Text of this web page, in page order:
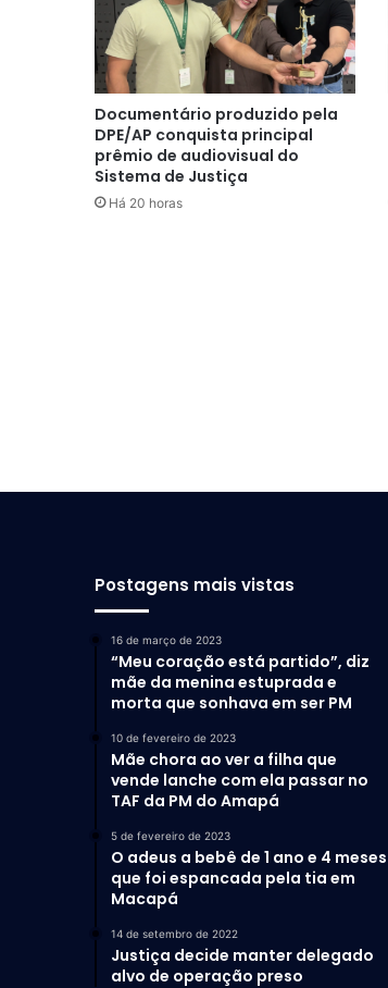
Documentário produzido pela
DPE/AP conquista principal
prêmio de audiovisual do
Sistema de Justiça
Há 20 horas
Postagens mais vistas
16 de março de 2023
“Meu coração está partido”, diz
mãe da menina estuprada e
morta que sonhava em ser PM
10 de fevereiro de 2023
Mãe chora ao ver a filha que
vende lanche com ela passar no
TAF da PM do Amapá
5 de fevereiro de 2023
O adeus a bebê de 1 ano e 4 meses
que foi espancada pela tia em
Macapá
14 de setembro de 2022
Justiça decide manter delegado
alvo de operação preso